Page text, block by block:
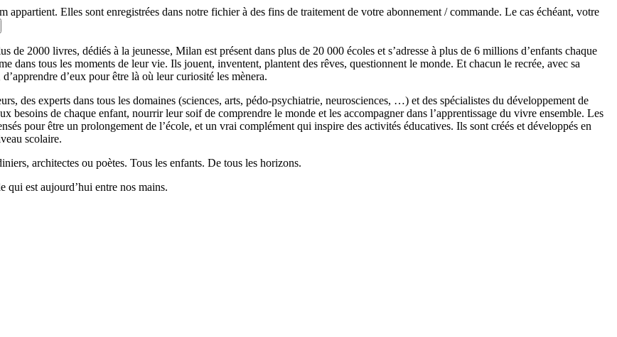
Elles sont enregistrées dans notre fichier à des fins de traitement de votre abonnement / commande. Le cas échéant, votre
de 2000 livres, dédiés à la jeunesse, Milan est présent dans plus de 20 000 écoles et s’adresse à plus de 6 millions d’enfants chaque
dans tous les moments de leur vie. Ils jouent, inventent, plantent des rêves, questionnent le monde. Et chacun le recrée, avec sa
d’eux pour être là où leur curiosité les mènera.
des experts dans tous les domaines (sciences, arts, pédo-psychiatrie, neurosciences, …) et des spécialistes du développement de
besoins de chaque enfant, nourrir leur soif de comprendre le monde et les accompagner dans l’apprentissage du vivre ensemble. Les
pour être un prolongement de l’école, et un vrai complément qui inspire des activités éducatives. Ils sont créés et développés en
scolaire.
architectes ou poètes. Tous les enfants. De tous les horizons.
qui est aujourd’hui entre nos mains.